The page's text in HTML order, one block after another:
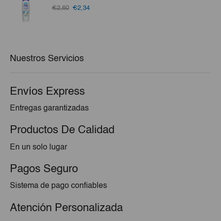
€3,05. €2,95.
€2,60 El
€2,34El
Nuestros Servicios
Envíos Express
Entregas garantizadas
Productos De Calidad
En un solo lugar
Pagos Seguro
Sistema de pago confiables
Atención Personalizada